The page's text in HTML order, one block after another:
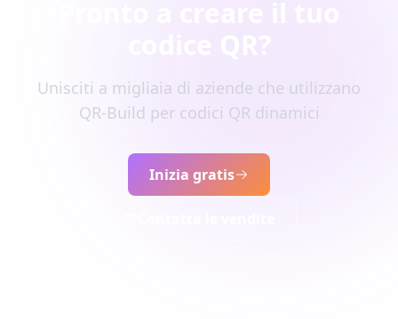
Unisciti a migliaia di aziende che utilizzano
QR-Build per codici QR dinamici
Inizia gratis